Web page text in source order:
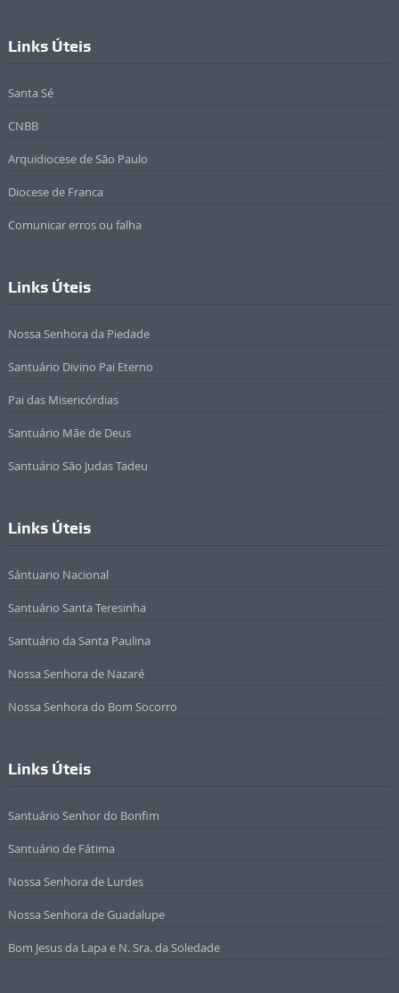
Links Úteis
Santa Sé
CNBB
Arquidiocese de São Paulo
Diocese de Franca
Comunicar erros ou falha
Links Úteis
Nossa Senhora da Piedade
Santuário Divino Pai Eterno
Pai das Misericórdias
Santuário Mãe de Deus
Santuário São Judas Tadeu
Links Úteis
Sántuario Nacional
Santuário Santa Teresinha
Santuário da Santa Paulina
Nossa Senhora de Nazaré
Nossa Senhora do Bom Socorro
Links Úteis
Santuário Senhor do Bonfim
Santuário de Fátima
Nossa Senhora de Lurdes
Nossa Senhora de Guadalupe
Bom Jesus da Lapa e N. Sra. da Soledade